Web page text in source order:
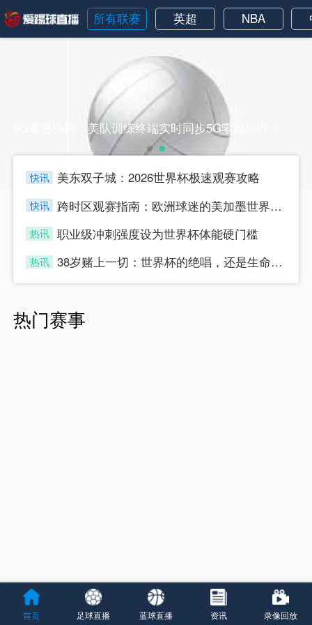
所有联赛 英超 NBA
快讯
美东双子城：2026世界杯极速观赛攻略
快讯
跨时区观赛指南：欧洲球迷的美加墨世界杯“日夜颠倒攻略”
热讯 职业级冲刺强度设为世界杯体能硬门槛
热讯
38岁赌上一切：世界杯的绝唱，还是生命的最后冲刺？
热门赛事
首页 足球直播 蓝球直播 资讯 录像回放